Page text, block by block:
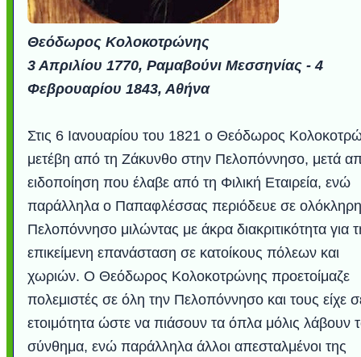
Θεόδωρος Κολοκοτρώνης
3 Απριλίου 1770, Ραμαβούνι Μεσσηνίας - 4
Φεβρουαρίου 1843, Αθήνα
Στις 6 Ιανουαρίου του 1821 ο Θεόδωρος
μετέβη από τη Ζάκυνθο στην Πελοπόννησο, μετά
ειδοποίηση που έλαβε από τη Φιλική Εταιρεία, ενώ
παράλληλα ο Παπαφλέσσας περιόδευε σε
Πελοπόννησο μιλώντας με άκρα διακριτικότητα για
επικείμενη επανάσταση σε κατοίκους πόλεων και
χωριών. Ο Θεόδωρος Κολοκοτρώνης προετοίμαζε
πολεμιστές σε όλη την Πελοπόννησο και τους είχε
ετοιμότητα ώστε να πιάσουν τα όπλα μόλις λάβουν
σύνθημα, ενώ παράλληλα άλλοι απεσταλμένοι της